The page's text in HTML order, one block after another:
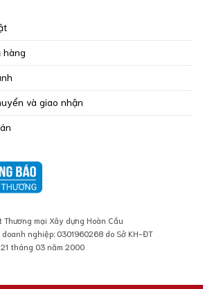
hàng
và giao nhận
mại Xây dựng Hoàn Cầu
nghiệp: 0301960268 do Sở KH-ĐT
tháng 03 năm 2000